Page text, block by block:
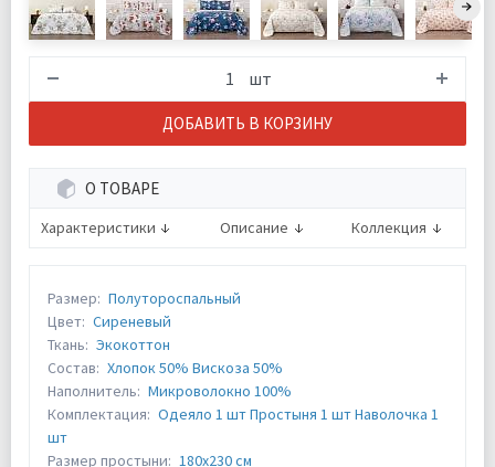
шт
ДОБАВИТЬ В КОРЗИНУ
О ТОВАРЕ
Характеристики Описание Коллекция
Размер: Полутороспальный
Цвет: Сиреневый
Ткань: Экокоттон
Состав: Хлопок 50% Вискоза 50%
Наполнитель: Микроволокно 100%
Комплектация: Одеяло 1 шт Простыня 1 шт Наволочка 1
шт
Размер простыни: 180х230 см